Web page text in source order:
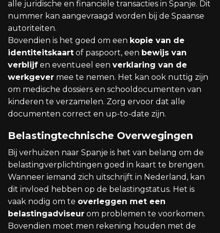
alle juridische en financiële transacties in Spanje. Dit
nummer kan aangevraagd worden bij de Spaanse
autoriteiten.
Bovendien is het goed om een kopie van de
identiteitskaart of paspoort, een bewijs van
verblijf en eventueel een verklaring van de
werkgever mee te nemen. Het kan ook nuttig zijn
om medische dossiers en schooldocumenten van
kinderen te verzamelen. Zorg ervoor dat alle
documenten correct en up-to-date zijn.
Belastingtechnische Overwegingen
Bij verhuizen naar Spanje is het van belang om de
belastingverplichtingen goed in kaart te brengen.
Wanneer iemand zich uitschrijft in Nederland, kan
dit invloed hebben op de belastingstatus. Het is
vaak nodig om te overleggen met een
belastingadviseur om problemen te voorkomen.
Bovendien moet men rekening houden met de